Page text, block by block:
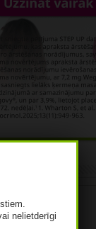
nelietderīgi